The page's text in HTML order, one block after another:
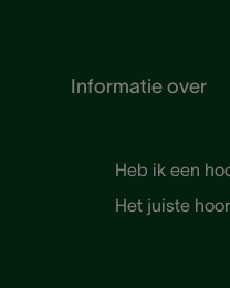
Informatie over
Heb ik een
Het juiste